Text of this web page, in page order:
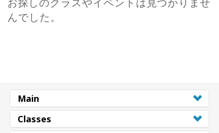
んでした。
Main
Classes